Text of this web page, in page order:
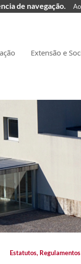
Extensão e
Estatutos,
de navegação.